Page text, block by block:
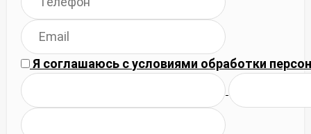
Я соглашаюсь сусловиями обработки